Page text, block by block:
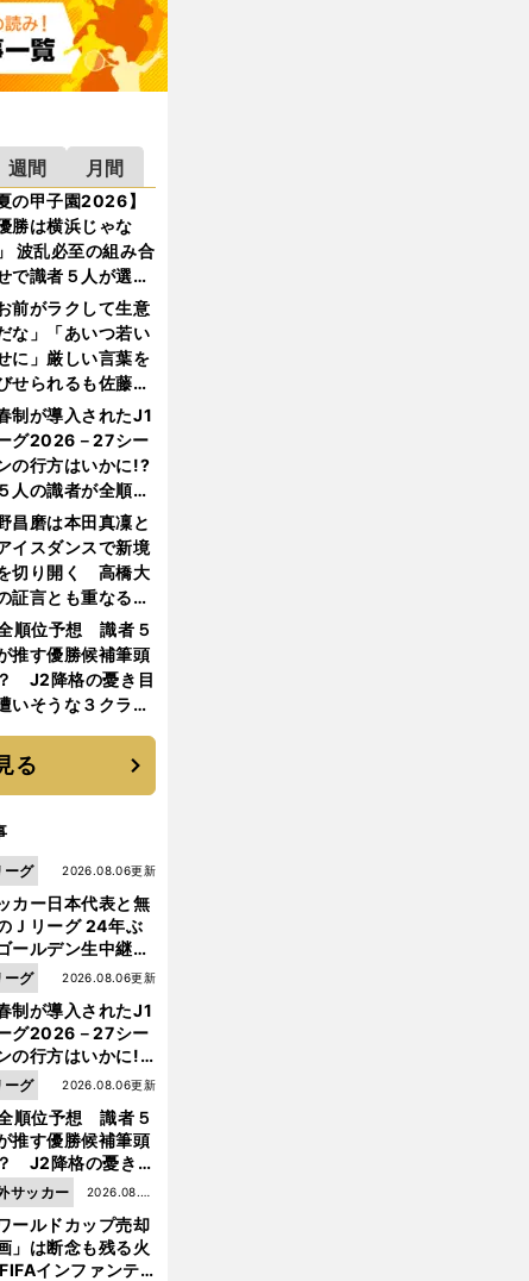
週間 月間
夏の甲子園2026】
勝は横浜じゃな
波乱必至の組み合
で識者５人が選ん
勝校はここだ！
前がラクして生意
な」「あいつ若い
に」厳しい言葉を
せられるも佐藤慎
が貫いた誇りとフ
への思い
制が導入されたJ1
グ2026－27シー
の行方はいかに!?
人の識者が全順位
胆予想
昌磨は本田真凜と
イスダンスで新境
切り開く 高橋大
証言とも重なる課
楽しさ
順位予想 識者５
推す優勝候補筆頭
J2降格の憂き目
いそうな３クラブ
る
カー日本代表と無
Ｊリーグ 24年ぶ
ールデン生中継の
戦でヘタな試合は
られない
2026.08.06更新
ーグ
制が導入されたJ1
グ2026－27シー
の行方はいかに!?
人の識者が全順位
胆予想
2026.08.06更新
ーグ
順位予想 識者５
推す優勝候補筆頭
J2降格の憂き目
いそうな３クラブ
？
2026.08.06更新
ーグ
ールドカップ売却
」は断念も残る火
インファンテ
2026.08.05
更新
サッカー